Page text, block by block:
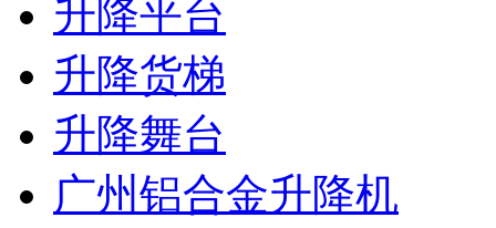
升降平台
升降货梯
升降舞台
广州铝合金升降机